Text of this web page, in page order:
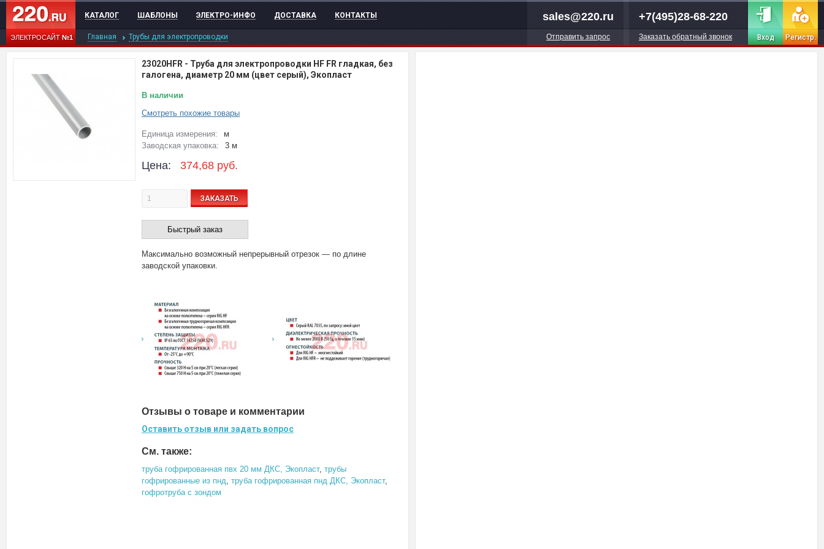
ЭЛЕКТРОСАЙТ№1
КАТАЛОГ ШАБЛОНЫ ЭЛЕКТРО-ИНФО ДОСТАВКА КОНТАКТЫ sales@220.ru
Отправить запрос
+7(495)28-68-220
Заказать обратный звонок Вход Регистр.
Главная Трубы для электропроводки
23020HFR - Труба для электропроводки HF FR гладкая, без
галогена, диаметр 20 мм (цвет серый), Экопласт
В наличии
Смотреть похожие товары
Единица измерения:
м
Заводская упаковка:
3 м
Цена: 374,68 руб.
ЗАКАЗАТЬ
Быстрый заказ
Максимально возможный непрерывный отрезок — по длине
заводской упаковки.
Отзывы о товаре и комментарии
Оставить отзыв или задать вопрос
См. также:
труба гофрированная пвх 20 мм ДКС, Экопласт, трубы
гофрированные из пнд, труба гофрированная пнд ДКС, Экопласт,
гофротруба с зондом